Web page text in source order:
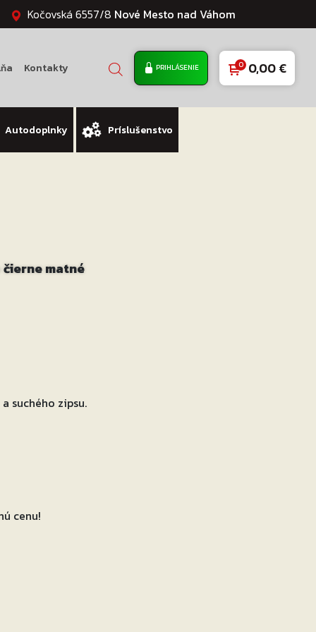
Kočovská 6557/8 Nové Mesto nad Váhom
Kontakty PRIHLÁSENIE 0,00€
Autodoplnky Príslušenstvo
matné
suchého zipsu.
cenu!